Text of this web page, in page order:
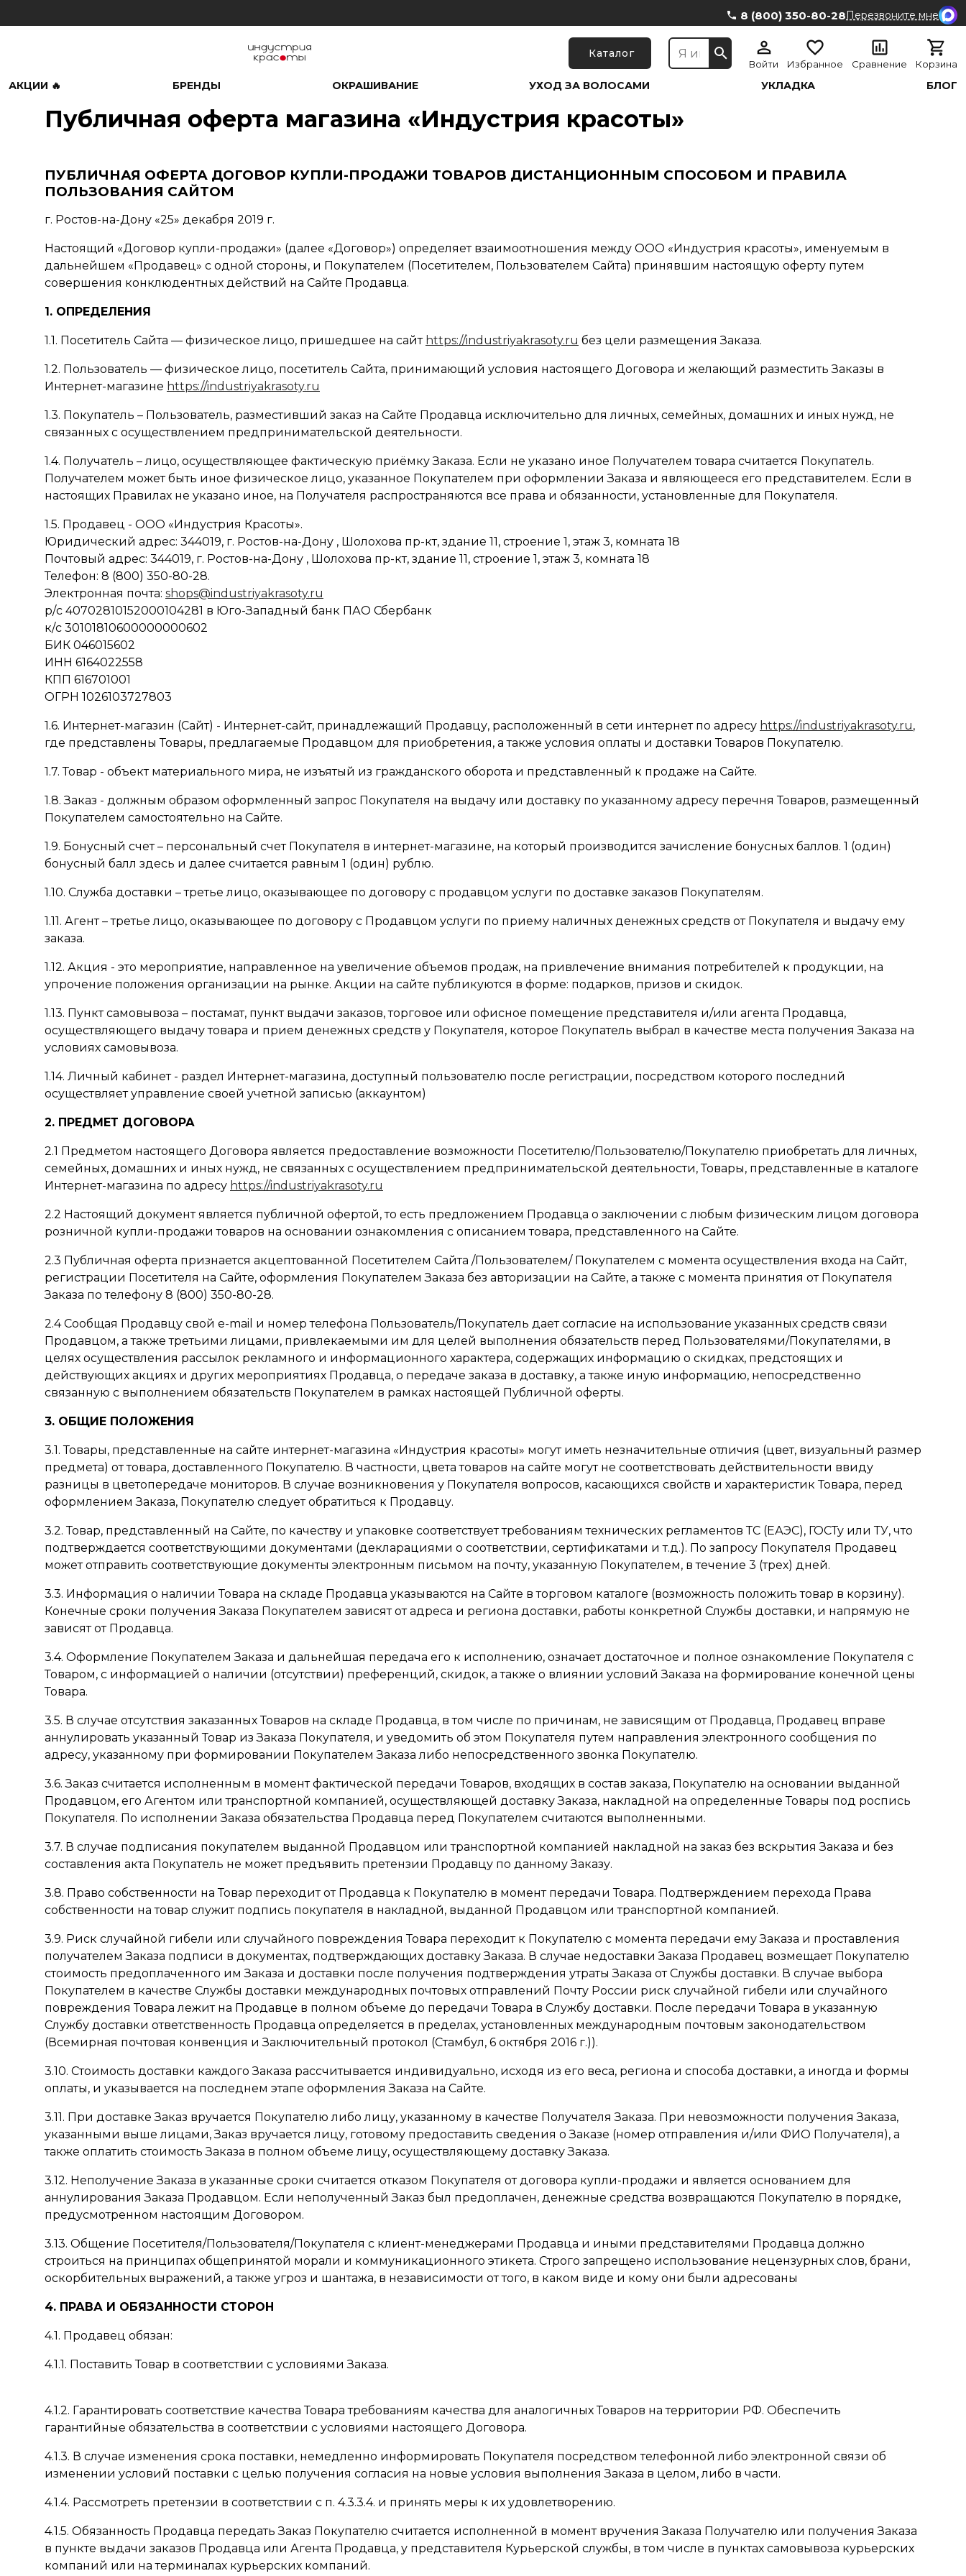
8 (800) 350-80-28Перезвоните мне
Каталог
Войти Избранное Сравнение Корзина
АКЦИИ 🔥 БРЕНДЫ ОКРАШИВАНИЕ УХОД ЗА ВОЛОСАМИ УКЛАДКА БЛОГ
Публичная оферта магазина «Индустрия красоты»
ПУБЛИЧНАЯ ОФЕРТА ДОГОВОР КУПЛИ-ПРОДАЖИ ТОВАРОВ ДИСТАНЦИОННЫМ СПОСОБОМ И ПРАВИЛА
ПОЛЬЗОВАНИЯ САЙТОМ
г. Ростов-на-Дону «25» декабря 2019 г.
Настоящий «Договор купли-продажи» (далее «Договор») определяет взаимоотношения между ООО «Индустрия красоты», именуемым в
дальнейшем «Продавец» с одной стороны, и Покупателем (Посетителем, Пользователем Сайта) принявшим настоящую оферту путем
совершения конклюдентных действий на Сайте Продавца.
1. ОПРЕДЕЛЕНИЯ
1.1. Посетитель Сайта — физическое лицо, пришедшее на сайт https://industriyakrasoty.ru без цели размещения Заказа.
1.2. Пользователь — физическое лицо, посетитель Сайта, принимающий условия настоящего Договора и желающий разместить Заказы в
Интернет-магазине https://industriyakrasoty.ru
1.3. Покупатель – Пользователь, разместивший заказ на Сайте Продавца исключительно для личных, семейных, домашних и иных нужд, не
связанных с осуществлением предпринимательской деятельности.
1.4. Получатель – лицо, осуществляющее фактическую приёмку Заказа. Если не указано иное Получателем товара считается Покупатель.
Получателем может быть иное физическое лицо, указанное Покупателем при оформлении Заказа и являющееся его представителем. Если в
настоящих Правилах не указано иное, на Получателя распространяются все права и обязанности, установленные для Покупателя.
1.5. Продавец - ООО «Индустрия Красоты».
Юридический адрес: 344019, г. Ростов-на-Дону , Шолохова пр-кт, здание 11, строение 1, этаж 3, комната 18
Почтовый адрес: 344019, г. Ростов-на-Дону , Шолохова пр-кт, здание 11, строение 1, этаж 3, комната 18
Телефон: 8 (800) 350-80-28.
Электронная почта: shops@industriyakrasoty.ru
р/с 40702810152000104281 в Юго-Западный банк ПАО Сбербанк
к/с 30101810600000000602
БИК 046015602
ИНН 6164022558
КПП 616701001
ОГРН 1026103727803
1.6. Интернет-магазин (Сайт) - Интернет-сайт, принадлежащий Продавцу, расположенный в сети интернет по адресу https://industriyakrasoty.ru,
где представлены Товары, предлагаемые Продавцом для приобретения, а также условия оплаты и доставки Товаров Покупателю.
1.7. Товар - объект материального мира, не изъятый из гражданского оборота и представленный к продаже на Сайте.
1.8. Заказ - должным образом оформленный запрос Покупателя на выдачу или доставку по указанному адресу перечня Товаров, размещенный
Покупателем самостоятельно на Сайте.
1.9. Бонусный счет – персональный счет Покупателя в интернет-магазине, на который производится зачисление бонусных баллов. 1 (один)
бонусный балл здесь и далее считается равным 1 (один) рублю.
1.10. Служба доставки – третье лицо, оказывающее по договору с продавцом услуги по доставке заказов Покупателям.
1.11. Агент – третье лицо, оказывающее по договору с Продавцом услуги по приему наличных денежных средств от Покупателя и выдачу ему
заказа.
1.12. Акция - это мероприятие, направленное на увеличение объемов продаж, на привлечение внимания потребителей к продукции, на
упрочение положения организации на рынке. Акции на сайте публикуются в форме: подарков, призов и скидок.
1.13. Пункт самовывоза – постамат, пункт выдачи заказов, торговое или офисное помещение представителя и/или агента Продавца,
осуществляющего выдачу товара и прием денежных средств у Покупателя, которое Покупатель выбрал в качестве места получения Заказа на
условиях самовывоза.
1.14. Личный кабинет - раздел Интернет-магазина, доступный пользователю после регистрации, посредством которого последний
осуществляет управление своей учетной записью (аккаунтом)
2. ПРЕДМЕТ ДОГОВОРА
2.1 Предметом настоящего Договора является предоставление возможности Посетителю/Пользователю/Покупателю приобретать для личных,
семейных, домашних и иных нужд, не связанных с осуществлением предпринимательской деятельности, Товары, представленные в каталоге
Интернет-магазина по адресу https://industriyakrasoty.ru
2.2 Настоящий документ является публичной офертой, то есть предложением Продавца о заключении с любым физическим лицом договора
розничной купли-продажи товаров на основании ознакомления с описанием товара, представленного на Сайте.
2.3 Публичная оферта признается акцептованной Посетителем Сайта /Пользователем/ Покупателем с момента осуществления входа на Сайт,
регистрации Посетителя на Сайте, оформления Покупателем Заказа без авторизации на Сайте, а также с момента принятия от Покупателя
Заказа по телефону 8 (800) 350-80-28.
2.4 Сообщая Продавцу свой e-mail и номер телефона Пользователь/Покупатель дает согласие на использование указанных средств связи
Продавцом, а также третьими лицами, привлекаемыми им для целей выполнения обязательств перед Пользователями/Покупателями, в
целях осуществления рассылок рекламного и информационного характера, содержащих информацию о скидках, предстоящих и
действующих акциях и других мероприятиях Продавца, о передаче заказа в доставку, а также иную информацию, непосредственно
связанную с выполнением обязательств Покупателем в рамках настоящей Публичной оферты.
3. ОБЩИЕ ПОЛОЖЕНИЯ
3.1. Товары, представленные на сайте интернет-магазина «Индустрия красоты» могут иметь незначительные отличия (цвет, визуальный размер
предмета) от товара, доставленного Покупателю. В частности, цвета товаров на сайте могут не соответствовать действительности ввиду
разницы в цветопередаче мониторов. В случае возникновения у Покупателя вопросов, касающихся свойств и характеристик Товара, перед
оформлением Заказа, Покупателю следует обратиться к Продавцу.
3.2. Товар, представленный на Сайте, по качеству и упаковке соответствует требованиям технических регламентов ТС (ЕАЭС), ГОСТу или ТУ, что
подтверждается соответствующими документами (декларациями о соответствии, сертификатами и т.д.). По запросу Покупателя Продавец
может отправить соответствующие документы электронным письмом на почту, указанную Покупателем, в течение 3 (трех) дней.
3.3. Информация о наличии Товара на складе Продавца указываются на Сайте в торговом каталоге (возможность положить товар в корзину).
Конечные сроки получения Заказа Покупателем зависят от адреса и региона доставки, работы конкретной Службы доставки, и напрямую не
зависят от Продавца.
3.4. Оформление Покупателем Заказа и дальнейшая передача его к исполнению, означает достаточное и полное ознакомление Покупателя с
Товаром, с информацией о наличии (отсутствии) преференций, скидок, а также о влиянии условий Заказа на формирование конечной цены
Товара.
3.5. В случае отсутствия заказанных Товаров на складе Продавца, в том числе по причинам, не зависящим от Продавца, Продавец вправе
аннулировать указанный Товар из Заказа Покупателя, и уведомить об этом Покупателя путем направления электронного сообщения по
адресу, указанному при формировании Покупателем Заказа либо непосредственного звонка Покупателю.
3.6. Заказ считается исполненным в момент фактической передачи Товаров, входящих в состав заказа, Покупателю на основании выданной
Продавцом, его Агентом или транспортной компанией, осуществляющей доставку Заказа, накладной на определенные Товары под роспись
Покупателя. По исполнении Заказа обязательства Продавца перед Покупателем считаются выполненными.
3.7. В случае подписания покупателем выданной Продавцом или транспортной компанией накладной на заказ без вскрытия Заказа и без
составления акта Покупатель не может предъявить претензии Продавцу по данному Заказу.
3.8. Право собственности на Товар переходит от Продавца к Покупателю в момент передачи Товара. Подтверждением перехода Права
собственности на товар служит подпись покупателя в накладной, выданной Продавцом или транспортной компанией.
3.9. Риск случайной гибели или случайного повреждения Товара переходит к Покупателю с момента передачи ему Заказа и проставления
получателем Заказа подписи в документах, подтверждающих доставку Заказа. В случае недоставки Заказа Продавец возмещает Покупателю
стоимость предоплаченного им Заказа и доставки после получения подтверждения утраты Заказа от Службы доставки. В случае выбора
Покупателем в качестве Службы доставки международных почтовых отправлений Почту России риск случайной гибели или случайного
повреждения Товара лежит на Продавце в полном объеме до передачи Товара в Службу доставки. После передачи Товара в указанную
Службу доставки ответственность Продавца определяется в пределах, установленных международным почтовым законодательством
(Всемирная почтовая конвенция и Заключительный протокол (Стамбул, 6 октября 2016 г.)).
3.10. Стоимость доставки каждого Заказа рассчитывается индивидуально, исходя из его веса, региона и способа доставки, а иногда и формы
оплаты, и указывается на последнем этапе оформления Заказа на Сайте.
3.11. При доставке Заказ вручается Покупателю либо лицу, указанному в качестве Получателя Заказа. При невозможности получения Заказа,
указанными выше лицами, Заказ вручается лицу, готовому предоставить сведения о Заказе (номер отправления и/или ФИО Получателя), а
также оплатить стоимость Заказа в полном объеме лицу, осуществляющему доставку Заказа.
3.12. Неполучение Заказа в указанные сроки считается отказом Покупателя от договора купли-продажи и является основанием для
аннулирования Заказа Продавцом. Если неполученный Заказ был предоплачен, денежные средства возвращаются Покупателю в порядке,
предусмотренном настоящим Договором.
3.13. Общение Посетителя/Пользователя/Покупателя с клиент-менеджерами Продавца и иными представителями Продавца должно
строиться на принципах общепринятой морали и коммуникационного этикета. Строго запрещено использование нецензурных слов, брани,
оскорбительных выражений, а также угроз и шантажа, в независимости от того, в каком виде и кому они были адресованы
4. ПРАВА И ОБЯЗАННОСТИ СТОРОН
4.1. Продавец обязан:
4.1.1. Поставить Товар в соответствии с условиями Заказа.
4.1.2. Гарантировать соответствие качества Товара требованиям качества для аналогичных Товаров на территории РФ. Обеспечить
гарантийные обязательства в соответствии с условиями настоящего Договора.
4.1.3. В случае изменения срока поставки, немедленно информировать Покупателя посредством телефонной либо электронной связи об
изменении условий поставки с целью получения согласия на новые условия выполнения Заказа в целом, либо в части.
4.1.4. Рассмотреть претензии в соответствии с п. 4.3.3.4. и принять меры к их удовлетворению.
4.1.5. Обязанность Продавца передать Заказ Покупателю считается исполненной в момент вручения Заказа Получателю или получения Заказа
в пункте выдачи заказов Продавца или Агента Продавца, у представителя Курьерской службы, в том числе в пунктах самовывоза курьерских
компаний или на терминалах курьерских компаний.